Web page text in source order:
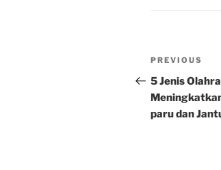
Post
Previous
Post
PREVIOUS
5 Jenis
paru dan